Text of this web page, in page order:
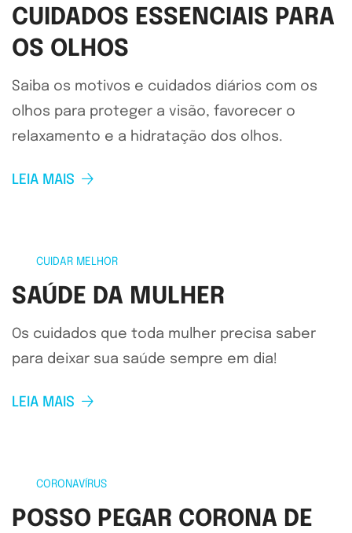
CUIDADOS ESSENCIAIS PARA
OS OLHOS
Saiba os motivos e cuidados diários com os
olhos para proteger a visão, favorecer o
relaxamento e a hidratação dos olhos.
LEIA MAIS
CUIDAR MELHOR
SAÚDE DA MULHER
Os cuidados que toda mulher precisa saber
para deixar sua saúde sempre em dia!
LEIA MAIS
CORONAVÍRUS
POSSO PEGAR CORONA DE